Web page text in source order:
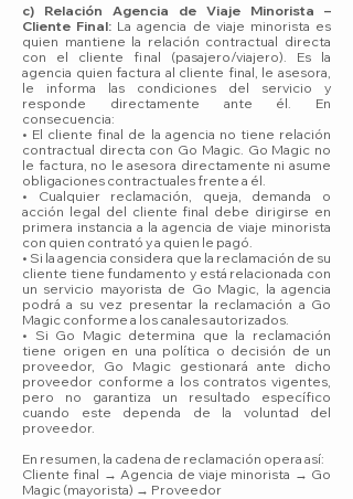
c) Relación Agencia de Viaje Minorista –
Cliente Final: La agencia de viaje minorista es
quien mantiene la relación contractual directa
con el cliente final (pasajero/viajero). Es la
agencia quien factura al cliente final, le asesora,
le informa las condiciones del servicio y
responde directamente ante él. En
consecuencia:
• El cliente final de la agencia no tiene relación
contractual directa con Go Magic. Go Magic no
le factura, no le asesora directamente ni asume
obligaciones contractuales frente a él.
• Cualquier reclamación, queja, demanda o
acción legal del cliente final debe dirigirse en
primera instancia a la agencia de viaje minorista
con quien contrató y a quien le pagó.
• Si la agencia considera que la reclamación de su
cliente tiene fundamento y está relacionada con
un servicio mayorista de Go Magic, la agencia
podrá a su vez presentar la reclamación a Go
Magic conforme a los canales autorizados.
• Si Go Magic determina que la reclamación
tiene origen en una política o decisión de un
proveedor, Go Magic gestionará ante dicho
proveedor conforme a los contratos vigentes,
pero no garantiza un resultado específico
cuando este dependa de la voluntad del
proveedor.
En resumen, la cadena de reclamación opera así:
Cliente final → Agencia de viaje minorista → Go
Magic (mayorista) → Proveedor